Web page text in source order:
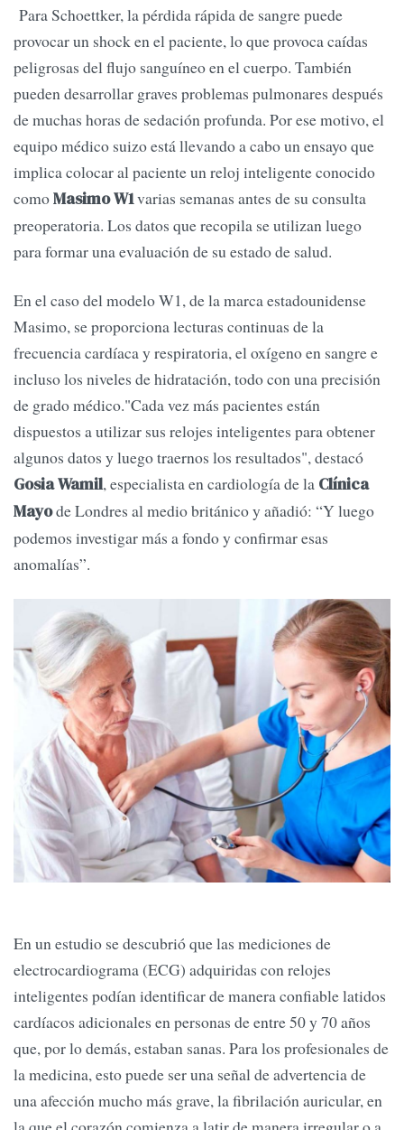
Para Schoettker, la pérdida rápida de sangre puede
provocar un shock en el paciente, lo que provoca caídas
peligrosas del flujo sanguíneo en el cuerpo. También
pueden desarrollar graves problemas pulmonares después
de muchas horas de sedación profunda. Por ese motivo, el
equipo médico suizo está llevando a cabo un ensayo que
implica colocar al paciente un reloj inteligente conocido
comoMasimo W1varias semanas antes de su consulta
preoperatoria. Los datos que recopila se utilizan luego
para formar una evaluación de su estado de salud.
En el caso del modelo W1, de la marca estadounidense
Masimo, se proporciona lecturas continuas de la
frecuencia cardíaca y respiratoria, el oxígeno en sangre e
incluso los niveles de hidratación, todo con una precisión
de grado médico."Cada vez más pacientes están
dispuestos a utilizar sus relojes inteligentes para obtener
algunos datos y luego traernos los resultados", destacó
Gosia Wamil, especialista en cardiología de la Clínica
Mayode Londres al medio británico y añadió: “Y luego
podemos investigar más a fondo y confirmar esas
anomalías”.
En un estudio se descubrió que las mediciones de
electrocardiograma (ECG) adquiridas con relojes
inteligentes podían identificar de manera confiable latidos
cardíacos adicionales en personas de entre 50 y 70 años
que, por lo demás, estaban sanas. Para los profesionales de
la medicina, esto puede ser una señal de advertencia de
una afección mucho más grave, la fibrilación auricular, en